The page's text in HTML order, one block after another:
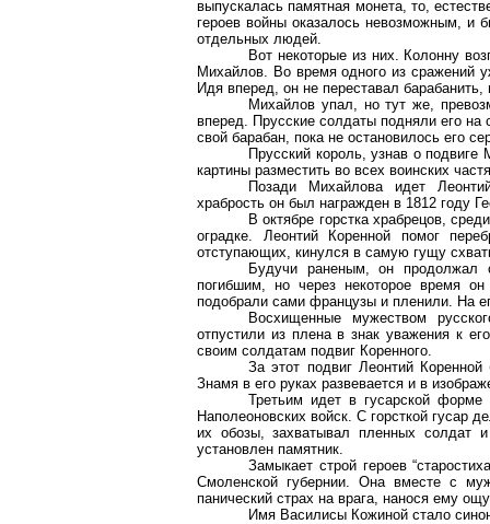
выпускалась памятная монета, то,
героев войны оказалось невозможным, и
отдельных людей.
Вот некоторые из них. Колонну
Михайлов. Во время одного из сражений
Идя вперед, он не переставал
Михайлов упал, но тут же,
вперед. Прусские солдаты подняли его
свой барабан, пока не остановилось его
Прусский король, узнав о подвиге
картины разместить во всех воинских
Позади Михайлова идет
храбрость он был награжден в 1812 году
В октябре горстка храбрецов,
оградке. Леонтий Коренной помог
отступающих, кинулся в самую гущу
Будучи раненым, он продолжал
погибшим, но через некоторое время
подобрали сами французы и пленили. На
Восхищенные мужеством
отпустили из плена в знак уважения к
своим солдатам подвиг Коренного.
За этот подвиг Леонтий
Знамя в его руках развевается и в
Третьим идет в гусарской
Наполеоновских войск. С горсткой гусар
их обозы, захватывал пленных солдат
установлен памятник.
Замыкает строй героев
Смоленской губернии. Она вместе с
панический страх на врага, нанося ему
Имя Василисы Кожиной стало